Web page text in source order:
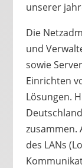
unserer
Die
und
sowie
Einrichten
Lösungen.
zusammen.
des LANs